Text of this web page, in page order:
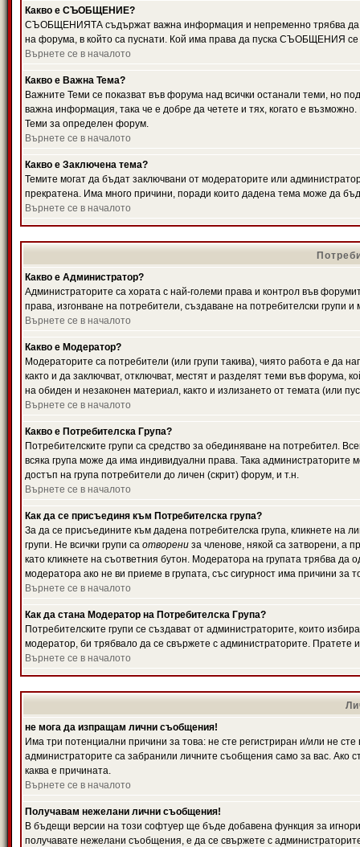
Какво е СЪОБЩЕНИЕ?
СЪОБЩЕНИЯТА съдържат важна информация и непременно трябва да
на форума, в който са пуснати. Кой има права да пуска СЪОБЩЕНИЯ се
Върнете се в началото
Какво е Важна Тема?
Важните Теми се показват във форума над всички останали теми,
важна информация, така че е добре да четете и тях, когато е
Теми за определен форум.
Върнете се в началото
Какво е Заключена тема?
Темите могат да бъдат заключвани от модераторите или
прекратена. Има много причини, поради които дадена тема може да
Върнете се в началото
Какво е Администратор?
Администраторите са хората с най-големи права и контрол във
права, изгонване на потребители, създаване на потребителски групи
Върнете се в началото
Какво е Модератор?
Модераторите са потребители (или групи такива), чиято работа е да
както и да заключват, отключват, местят и разделят теми във форума,
на обиден и незаконен материал, както и излизането от темата (или
Върнете се в началото
Какво е Потребителска Група?
Потребителските групи са средство за обединяване на потребител.
всяка група може да има индивидуални права. Така
достъп на група потребители до личен (скрит) форум, и т.н.
Върнете се в началото
Как да се присъединя към Потребителска група?
За да се присъедините към дадена потребителска група, кликнете на
групи. Не всички групи са отворени за членове, някой са затворени, а
като кликнете на съответния бутон. Модератора на групата трябва
модератора ако не ви приеме в групата, със сигурност има причини за
Върнете се в началото
Как да стана Модератор на Потребителска Група?
Потребителските групи се създават от администраторите, които
модератор, би трябвало да се свържете с администраторите.
Върнете се в началото
не мога да изпращам лични съобщения!
Има три потенциални причини за това: не сте регистриран и/или не
администраторите са забранили личните съобщения само за вас. Ако
каква е причината.
Върнете се в началото
Получавам нежелани лични съобщения!
В бъдещи версии на този софтуер ще бъде добавена функция за
получавате нежелани съобщения, е да се свържете с